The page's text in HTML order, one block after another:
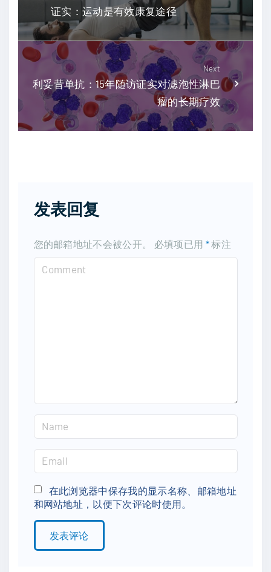
证实：运动是有效康复途径
Next
利妥昔单抗：15年随访证实对滤泡性淋巴
瘤的长期疗效
发表回复
您的邮箱地址不会被公开。 必填项已用 *标注
a
e
*
m
a
i
l
在此浏览器中保存我的显示名称、邮箱地址
和网站地址，以便下次评论时使用。